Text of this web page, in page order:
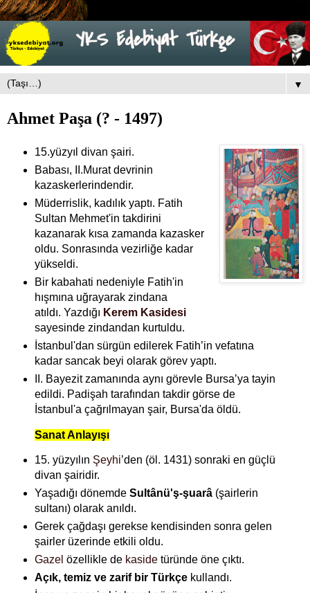
▼
Ahmet Paşa (? - 1497)
15.yüzyıl divan şairi.
Babası, II.Murat devrinin
kazaskerlerindendir.
Müderrislik, kadılık yaptı. Fatih
Sultan Mehmet'in takdirini
kazanarak kısa zamanda kazasker
oldu. Sonrasında vezirliğe kadar
yükseldi.
Bir kabahati nedeniyle Fatih'in
hışmına uğrayarak zindana
atıldı. Yazdığı Kerem Kasidesi
sayesinde zindandan kurtuldu.
İstanbul'dan sürgün edilerek Fatih’in vefatına
kadar sancak beyi olarak görev yaptı.
II. Bayezit zamanında aynı görevle Bursa’ya tayin
edildi. Padişah tarafından takdir görse de
İstanbul'a çağrılmayan şair, Bursa'da öldü.
Sanat Anlayışı
15. yüzyılın Şeyhi’den (öl. 1431) sonraki en güçlü
divan şairidir.
Yaşadığı dönemde Sultânü'ş-şuarâ(şairlerin
sultanı) olarak anıldı.
Gerek çağdaşı gerekse kendisinden sonra gelen
şairler üzerinde etkili oldu.
Gazel özellikle de kasidetüründe öne çıktı.
Açık, temiz ve zarif bir Türkçekullandı.